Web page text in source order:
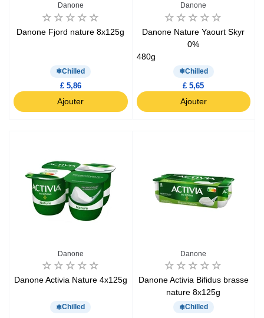
Danone
Danone Fjord nature 8x125g
Chilled
£ 5,86
Ajouter
Danone
Danone Nature Yaourt Skyr
0%
480g
Chilled
£ 5,65
Ajouter
Danone
Danone Activia Nature 4x125g
Chilled
Danone
Danone Activia Bifidus brasse
nature 8x125g
Chilled